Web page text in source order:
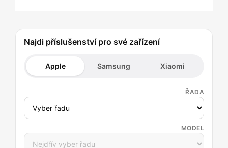
Najdi příslušenství pro své zařízení
Apple Samsung Xiaomi
ŘADA
MODEL